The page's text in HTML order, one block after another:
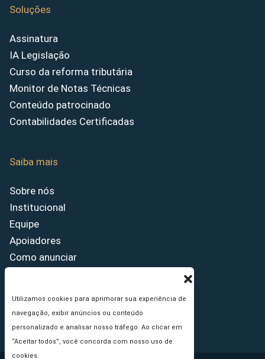
Utilizamos cookies para aprimorar sua experiência de
navegação, exibir anúncios ou conteúdo
personalizado e analisar nosso tráfego. Ao clicar em
“Aceitar todos”, você concorda com nosso uso de
cookies.
Soluções
Assinatura
IA Legislação
Curso da reforma tributária
Monitor de Notas Técnicas
Conteúdo patrocinado
Contabilidades Certificadas
Saiba mais
Sobre nós
Institucional
Equipe
Apoiadores
Como anunciar
Princípios Editoriais